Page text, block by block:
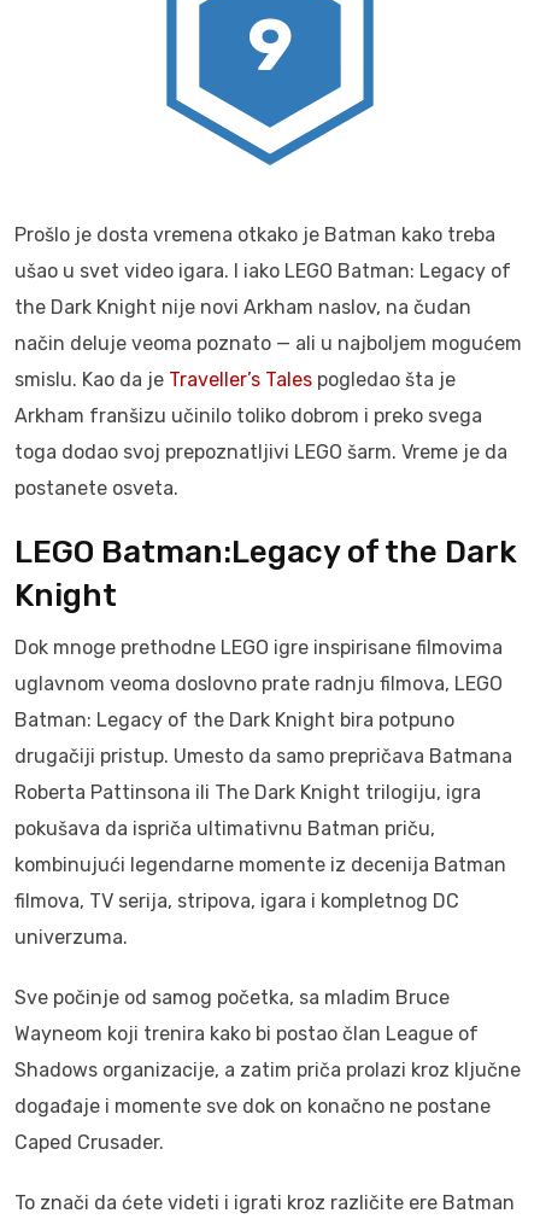
9
Prošlo je dosta vremena otkako je Batman kako treba
ušao u svet video igara. I iako LEGO Batman: Legacy of
the Dark Knight nije novi Arkham naslov, na čudan
način deluje veoma poznato — ali u najboljem mogućem
smislu. Kao da je Traveller’s Tales pogledao šta je
Arkham franšizu učinilo toliko dobrom i preko svega
toga dodao svoj prepoznatljivi LEGO šarm. Vreme je da
postanete osveta.
LEGO Batman:Legacy of the Dark
Knight
Dok mnoge prethodne LEGO igre inspirisane filmovima
uglavnom veoma doslovno prate radnju filmova, LEGO
Batman: Legacy of the Dark Knight bira potpuno
drugačiji pristup. Umesto da samo prepričava Batmana
Roberta Pattinsona ili The Dark Knight trilogiju, igra
pokušava da ispriča ultimativnu Batman priču,
kombinujući legendarne momente iz decenija Batman
filmova, TV serija, stripova, igara i kompletnog DC
univerzuma.
Sve počinje od samog početka, sa mladim Bruce
Wayneom koji trenira kako bi postao član League of
Shadows organizacije, a zatim priča prolazi kroz ključne
događaje i momente sve dok on konačno ne postane
Caped Crusader.
To znači da ćete videti i igrati kroz različite ere Batman